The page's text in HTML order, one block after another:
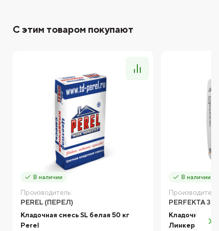
С этим товаром покупают
В наличии
Производитель:
PEREL (ПЕРЕЛ)
Кладочная смесь SL белая 50 кг
Perel
В наличии
PERFEKTA
Кладочный
Линкер